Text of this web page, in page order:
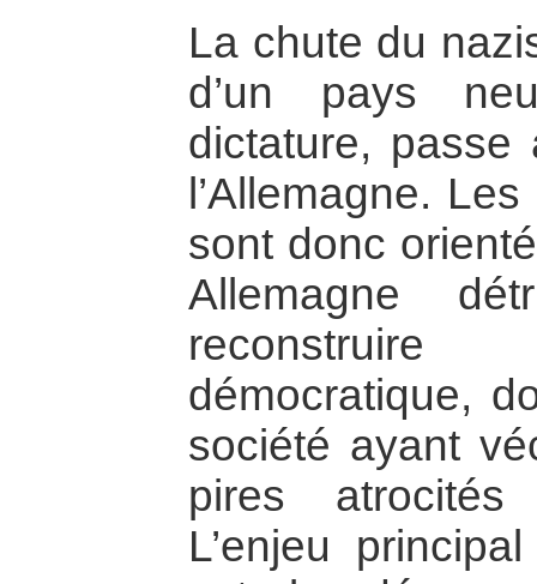
La chute du
d’un pays
dictature,
l’Allemagne.
sont donc
Allemagne
démocratique,
société ayant
pires
L’enjeu